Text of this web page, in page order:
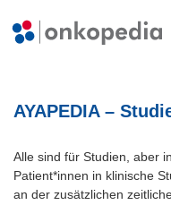
AYAPEDIA –
Alle sind für Studien, aber
Patient*innen in klinische
an der zusätzlichen